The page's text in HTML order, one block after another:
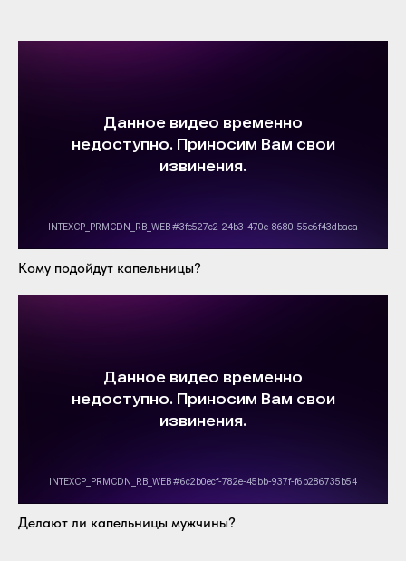
Кому подойдут капельницы?
Делают ли капельницы мужчины?